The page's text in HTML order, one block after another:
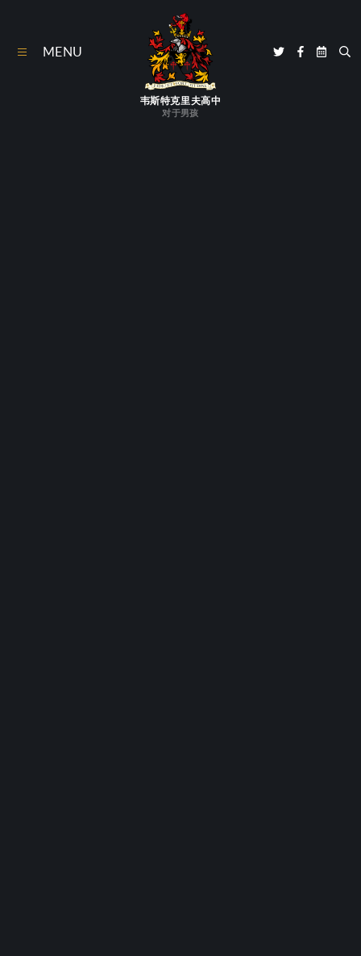
韦斯特克里夫高中
对于男孩
MENU